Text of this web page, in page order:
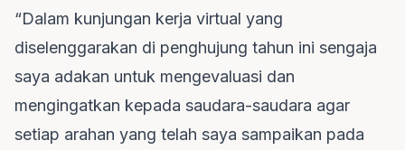
“Dalam kunjungan kerja virtual yang
diselenggarakan di penghujung tahun ini sengaja
saya adakan untuk mengevaluasi dan
mengingatkan kepada saudara-saudara agar
setiap arahan yang telah saya sampaikan pada